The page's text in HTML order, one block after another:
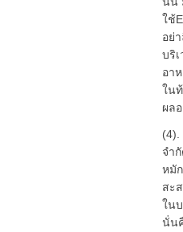
ใช้
อย่
บริ
อา
ใน
ผล
(4).
จำ
หมั
สะ
ใน
นั่น